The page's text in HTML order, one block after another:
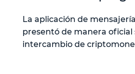
La aplicación de
presentó de manera oficial
intercambio de